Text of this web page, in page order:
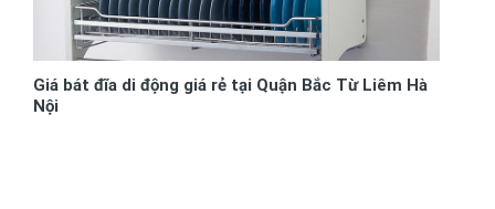
Giá bát đĩa di động giá rẻ tại Quận Bắc Từ Liêm Hà
Nội